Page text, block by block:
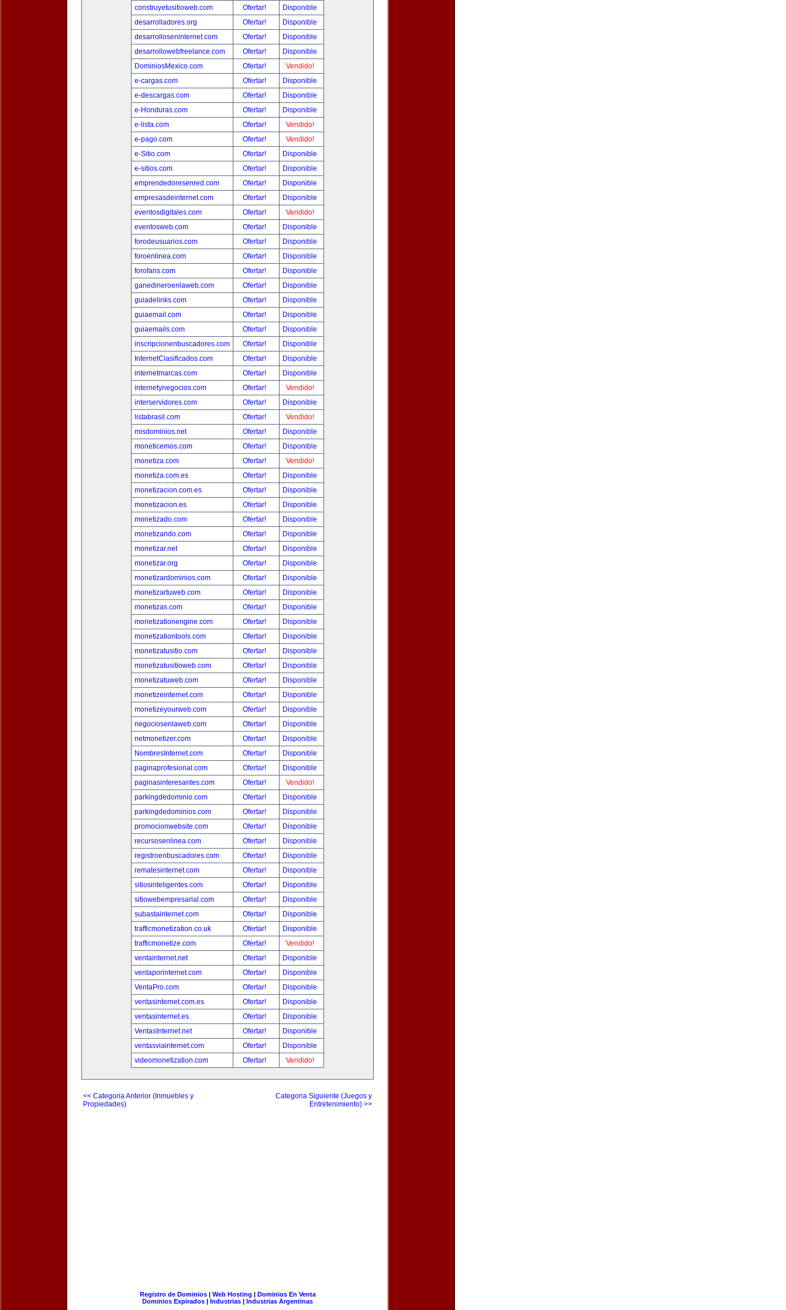
construyetusitioweb.com Ofertar!
Disponible
desarrolladores.org
Ofertar!
Disponible
desarrolloseninternet.com
Ofertar!
Disponible
desarrollowebfreelance.com
Ofertar!
Disponible
DominiosMexico.com
Ofertar!
Vendido!
e-cargas.com
Ofertar!
Disponible
e-descargas.com
Ofertar!
Disponible
e-Honduras.com
Ofertar!
Disponible
e-lista.com
Ofertar!
Vendido!
e-pago.com
Ofertar!
Vendido!
e-Sitio.com
Ofertar!
Disponible
e-sitios.com
Ofertar!
Disponible
emprendedoresenred.com
Ofertar!
Disponible
empresasdeinternet.com
Ofertar!
Disponible
eventosdigitales.com
Ofertar!
Vendido!
eventosweb.com
Ofertar!
Disponible
forodeusuarios.com
Ofertar!
Disponible
foroenlinea.com
Ofertar!
Disponible
forofans.com
Ofertar!
Disponible
ganedineroenlaweb.com
Ofertar!
Disponible
guiadelinks.com
Ofertar!
Disponible
guiaemail.com
Ofertar!
Disponible
guiaemails.com
Ofertar!
Disponible
inscripcionenbuscadores.com
Ofertar!
Disponible
InternetClasificados.com
Ofertar!
Disponible
internetmarcas.com
Ofertar!
Disponible
internetynegocios.com
Ofertar!
Vendido!
interservidores.com
Ofertar!
Disponible
listabrasil.com
Ofertar!
Vendido!
misdominios.net
Ofertar!
Disponible
moneticemos.com
Ofertar!
Disponible
monetiza.com
Ofertar!
Vendido!
monetiza.com.es
Ofertar!
Disponible
monetizacion.com.es
Ofertar!
Disponible
monetizacion.es
Ofertar!
Disponible
monetizado.com
Ofertar!
Disponible
monetizando.com
Ofertar!
Disponible
monetizar.net
Ofertar!
Disponible
monetizar.org
Ofertar!
Disponible
monetizardominios.com
Ofertar!
Disponible
monetizartuweb.com
Ofertar!
Disponible
monetizas.com
Ofertar!
Disponible
monetizationengine.com
Ofertar!
Disponible
monetizationtools.com
Ofertar!
Disponible
monetizatusitio.com
Ofertar!
Disponible
monetizatusitioweb.com
Ofertar!
Disponible
monetizatuweb.com
Ofertar!
Disponible
monetizeinternet.com
Ofertar!
Disponible
monetizeyourweb.com
Ofertar!
Disponible
negociosenlaweb.com
Ofertar!
Disponible
netmonetizer.com
Ofertar!
Disponible
NombresInternet.com
Ofertar!
Disponible
paginaprofesional.com
Ofertar!
Disponible
paginasinteresantes.com
Ofertar!
Vendido!
parkingdedominio.com
Ofertar!
Disponible
parkingdedominios.com
Ofertar!
Disponible
promocionwebsite.com
Ofertar!
Disponible
recursosenlinea.com
Ofertar!
Disponible
registroenbuscadores.com
Ofertar!
Disponible
rematesinternet.com
Ofertar!
Disponible
sitiosinteligentes.com
Ofertar!
Disponible
sitiowebempresarial.com
Ofertar!
Disponible
subastainternet.com
Ofertar!
Disponible
trafficmonetization.co.uk
Ofertar!
Disponible
trafficmonetize.com
Ofertar!
Vendido!
ventainternet.net
Ofertar!
Disponible
ventaporinternet.com
Ofertar!
Disponible
VentaPro.com
Ofertar!
Disponible
ventasinternet.com.es
Ofertar!
Disponible
ventasinternet.es
Ofertar!
Disponible
VentasInternet.net
Ofertar!
Disponible
ventasviainternet.com
Ofertar!
Disponible
videomonetization.com
Ofertar! Vendido!
<< Categoria Anterior (Inmuebles y
Propiedades)
Categoria Siguiente (Juegos y
Entretenimiento) >>
Registro de Dominios| Web Hosting | Dominios En Venta
Dominios Expirados | Industrias | Industrias Argentinas